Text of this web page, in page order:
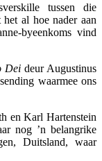
tussen die
het al hoe nader aan
byeenkoms vind
Deideur Augustinus
waarmee ons
en Karl Hartenstein
nog ’n belangrike
Duitsland, waar